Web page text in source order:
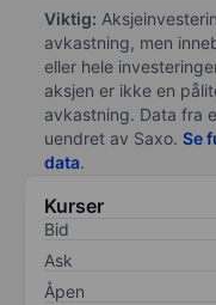
Viktig:
avkastning, men
eller hele
aksjen er ikke en
avkastning. Data fra
uendret av Saxo. Se
data.
Kurser
Bid
Ask
Åpen